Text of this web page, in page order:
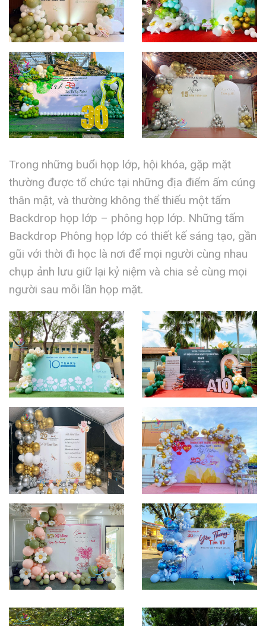
Trong những buổi họp lớp, hội khóa, gặp mặt
thường được tổ chức tại những địa điểm ấm cúng
thân mật, và thường không thể thiếu một tấm
Backdrop họp lớp – phông họp lớp. Những tấm
Backdrop Phông họp lớp có thiết kế sáng tạo, gần
gũi với thời đi học là nơi để mọi người cùng nhau
chụp ảnh lưu giữ lại kỷ niệm và chia sẻ cùng mọi
người sau mỗi lần họp mặt.